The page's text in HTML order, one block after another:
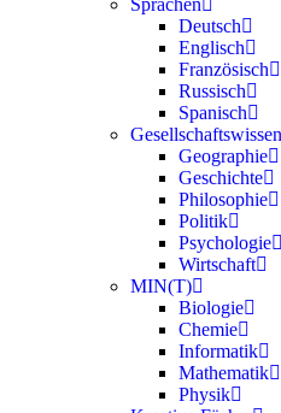
Sprachen
Deutsch
Englisch
Französisch
Russisch
Spanisch
Geographie
Geschichte
Philosophie
Politik
Psychologie
Wirtschaft
MIN(T)
Biologie
Chemie
Informatik
Mathematik
Physik